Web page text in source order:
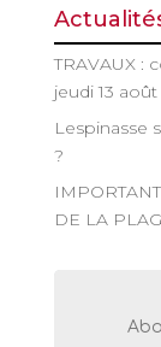
TRAVAUX :
jeudi 13
Lespinasse
?
DE LA